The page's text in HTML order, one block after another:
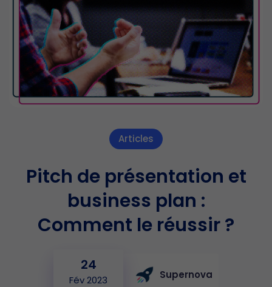
Articles
Pitch de présentation et
business plan :
Comment le réussir ?
24
Fév 2023 Supernova